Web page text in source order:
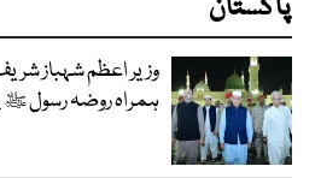
پاکستان
وزیر اعظم شہباز
ہمراہ روضہ رسول